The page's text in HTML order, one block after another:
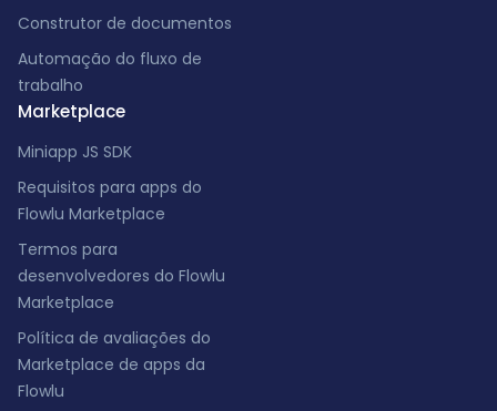
Construtor de documentos
Automação do fluxo de
trabalho
Marketplace
Miniapp JS SDK
Requisitos para apps do
Flowlu Marketplace
Termos para
desenvolvedores do Flowlu
Marketplace
Política de avaliações do
Marketplace de apps da
Flowlu